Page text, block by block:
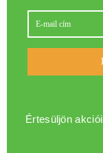
Értesüljön